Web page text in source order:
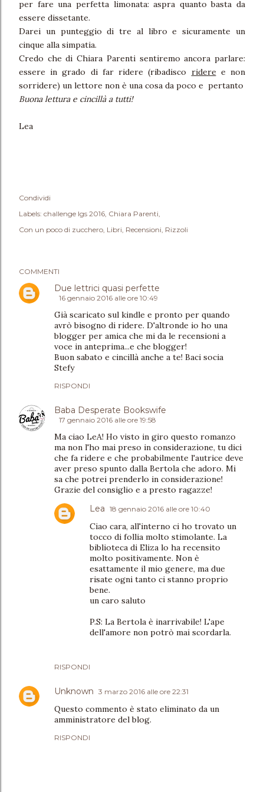
per fare una perfetta limonata: aspra quanto basta da
essere dissetante.
Darei un punteggio di tre al libro e sicuramente un
cinque alla simpatia.
Credo che di Chiara Parenti sentiremo ancora parlare:
essere in grado di far ridere (ribadisco ridere e non
sorridere) un lettore non è una cosa da poco e pertanto
Buona lettura e cincillà a tutti!
Lea
Condividi
Labels: challenge lgs 2016 Chiara Parenti
Con un poco di zucchero Libri Recensioni Rizzoli
COMMENTI
Due lettrici quasi perfette
16 gennaio 2016 alle ore 10:49
Già scaricato sul kindle e pronto per quando
avrò bisogno di ridere. D'altronde io ho una
blogger per amica che mi da le recensioni a
voce in anteprima...e che blogger!
Buon sabato e cincillà anche a te! Baci socia
Stefy
RISPONDI
Baba Desperate Bookswife
17 gennaio 2016 alle ore 19:58
Ma ciao LeA! Ho visto in giro questo romanzo
ma non l'ho mai preso in considerazione, tu dici
che fa ridere e che probabilmente l'autrice deve
aver preso spunto dalla Bertola che adoro. Mi
sa che potrei prenderlo in considerazione!
Grazie del consiglio e a presto ragazze!
RISPONDI
Lea 18 gennaio 2016 alle ore 10:40
Ciao cara, all'interno ci ho trovato un
tocco di follia molto stimolante. La
biblioteca di Eliza lo ha recensito
molto positivamente. Non è
esattamente il mio genere, ma due
risate ogni tanto ci stanno proprio
bene.
un caro saluto
P.S: La Bertola è inarrivabile! L'ape
dell'amore non potrò mai scordarla.
Unknown 3 marzo 2016 alle ore 22:31
Questo commento è stato eliminato da un
amministratore del blog.
RISPONDI